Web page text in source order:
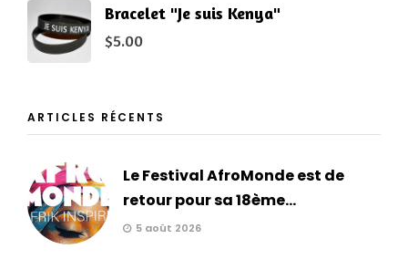
Bracelet "Je suis Kenya"
$5.00
ARTICLES RÉCENTS
Le Festival AfroMonde est de
retour pour sa 18ème...
5 août 2026